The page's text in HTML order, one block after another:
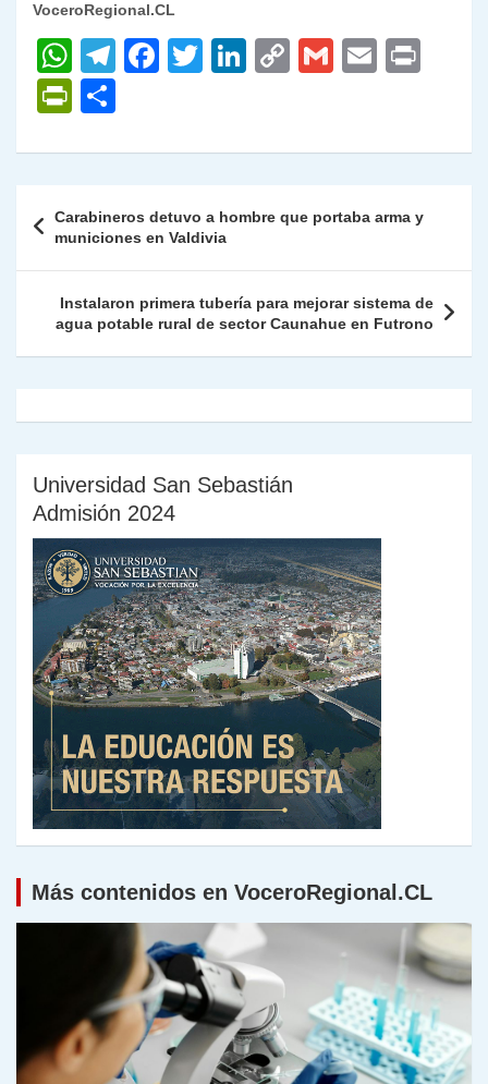
VoceroRegional.CL
W
h
at
s
p
p
T
gr
m
F
e
o
o
k
T
er
Li
e
n
C
y
n
k
G
l
E
l
P
nt
Fr
ie
n
dl
y
m
ar
tir
de
entradas
Carabineros detuvo a hombre que portaba arma y
municiones en Valdivia
Instalaron primera tubería para mejorar sistema de
agua potable rural de sector Caunahue en Futrono
Universidad San Sebastián
Admisión 2024
Más contenidos en VoceroRegional.CL